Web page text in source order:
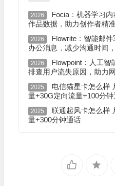
2026
Focia：机器学习
作品数据，助力创作者精
2026
Flowrite：智能邮
办公消息，减少沟通时间
2026
Flowpoint：人工智
排查用户流失原因，助力
2025
电信猫星卡怎么样
量+30G定向流量+100分钟
2025
联通起风卡怎么样
量+300分钟通话